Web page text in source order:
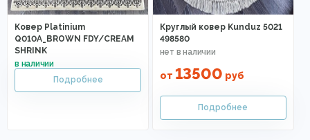
Ковер Platinium
Q010A_BROWN FDY/CREAM
SHRINK
Круглый ковер Kunduz 5021
498580
от 13500 руб